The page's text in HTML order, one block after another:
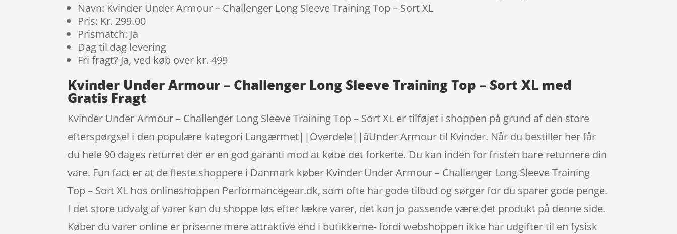
Navn: Kvinder Under Armour – Challenger Long Sleeve Training Top – Sort XL
Pris: Kr. 299.00
Prismatch: Ja
Dag til dag levering
Fri fragt? Ja, ved køb over kr. 499
Kvinder Under Armour – Challenger Long Sleeve Training Top – Sort XL med
Gratis Fragt
Kvinder Under Armour – Challenger Long Sleeve Training Top – Sort XL er tilføjet i shoppen på grund af den store
efterspørgsel i den populære kategori Langærmet||Overdele||âUnder Armour til Kvinder. Når du bestiller her får
du hele 90 dages returret der er en god garanti mod at købe det forkerte. Du kan inden for fristen bare returnere din
vare. Fun fact er at de fleste shoppere i Danmark køber Kvinder Under Armour – Challenger Long Sleeve Training
Top – Sort XL hos onlineshoppen Performancegear.dk, som ofte har gode tilbud og sørger for du sparer gode penge.
I det store udvalg af varer kan du shoppe løs efter lækre varer, det kan jo passende være det produkt på denne side.
Køber du varer online er priserne mere attraktive end i butikkerne- fordi webshoppen ikke har udgifter til en fysisk